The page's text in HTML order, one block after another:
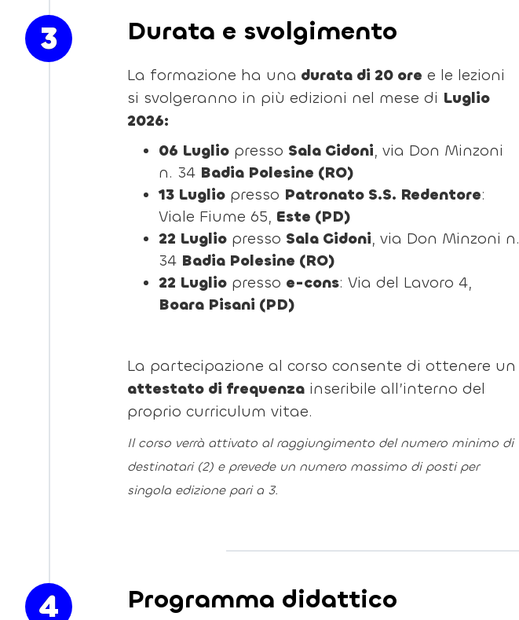
3 Durata e svolgimento
La formazione ha una durata di 20 ore e le lezioni
si svolgeranno in più edizioni nel mese di Luglio
2026:
06 Luglio presso Sala Gidoni, via Don Minzoni
n. 34 Badia Polesine (RO)
13 Luglio presso Patronato S.S. Redentore:
Viale Fiume 65, Este (PD)
22 Luglio presso Sala Gidoni, via Don Minzoni n.
34 Badia Polesine (RO)
22 Luglio presso e-cons: Via del Lavoro 4,
Boara Pisani (PD)
La partecipazione al corso consente di ottenere un
attestato di frequenza inseribile all’interno del
proprio curriculum vitae.
Il corso verrà attivato al raggiungimento del numero minimo di
destinatari (2) e prevede un numero massimo di posti per
singola edizione pari a 3.
4 Programma didattico